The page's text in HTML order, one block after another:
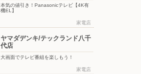
本気の値引き！Panasonicテレビ【4K有
機EL】
家電店
ヤマダデンキ/テックランド八千
代店
大画面でテレビ番組を楽しもう！
家電店